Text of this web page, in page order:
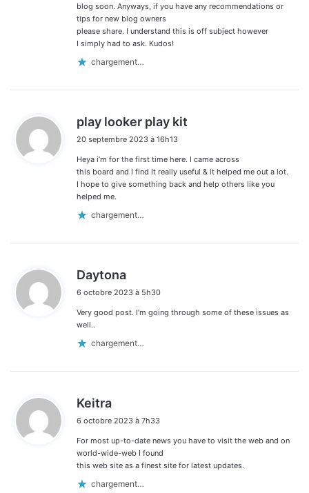
blog soon. Anyways, if you have any recommendations or
tips for new blog owners
please share. I understand this is off subject however
I simply had to ask. Kudos!
chargement…
play looker play kit
:
20 septembre 2023 à 16h13
Heya i’m for the first time here. I came across
this board and I find It really useful & it helped me out a lot.
I hope to give something back and help others like you
helped me.
chargement…
Daytona
t
6 octobre 2023 à 5h30
Very good post. I’m going through some of these issues as
well..
chargement…
Keitra
t
:
6 octobre 2023 à 7h33
For most up-to-date news you have to visit the web and on
world-wide-web I found
this web site as a finest site for latest updates.
chargement…